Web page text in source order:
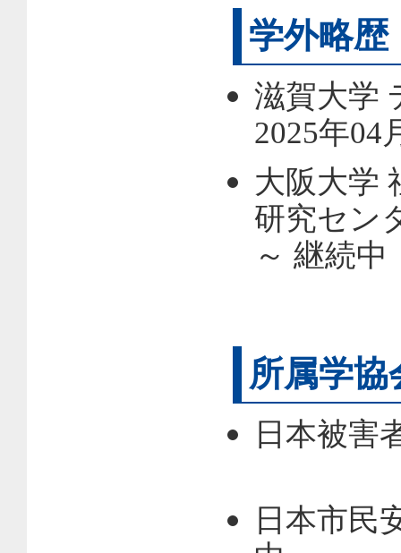
学外略歴
滋賀大学
2025年04
大阪大学
研究セン
～ 継続中
所属学協
日本被害
日本市民